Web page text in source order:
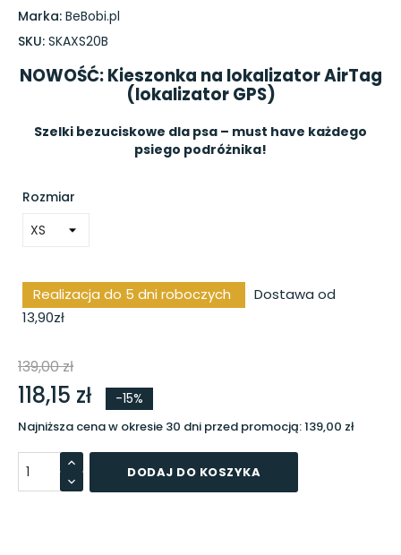
Marka: BeBobi.pl
SKU: SKAXS20B
NOWOŚĆ: Kieszonka na lokalizator AirTag
(lokalizator GPS)
Szelki bezuciskowe dla psa – must have każdego
psiego podróżnika!
Rozmiar
Realizacja do 5 dni roboczych
Dostawa od
13,90zł
139,00 zł
118,15 zł -15%
Najniższa cena w okresie 30 dni przed promocją:139,00 zł
DODAJ DO KOSZYKA